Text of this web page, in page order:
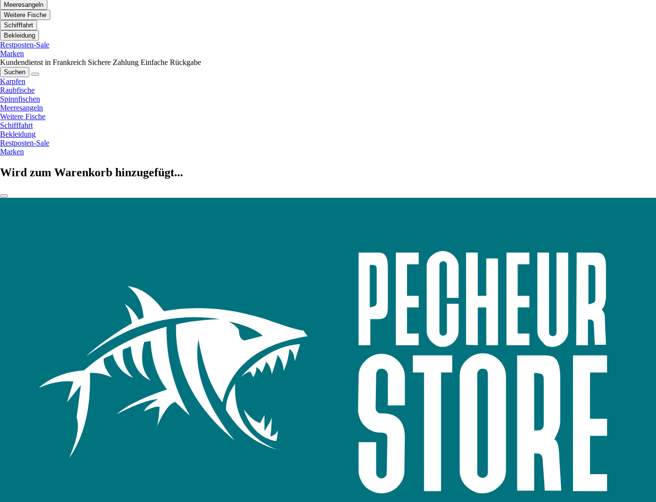
Meeresangeln
Weitere Fische
Schifffahrt
Bekleidung
Restposten-Sale
Marken
Kundendienst in Frankreich Sichere Zahlung Einfache Rückgabe
Suchen
Karpfen
Raubfische
Spinnfischen
Meeresangeln
Weitere Fische
Schifffahrt
Bekleidung
Restposten-Sale
Marken
Wird zum Warenkorb hinzugefügt...